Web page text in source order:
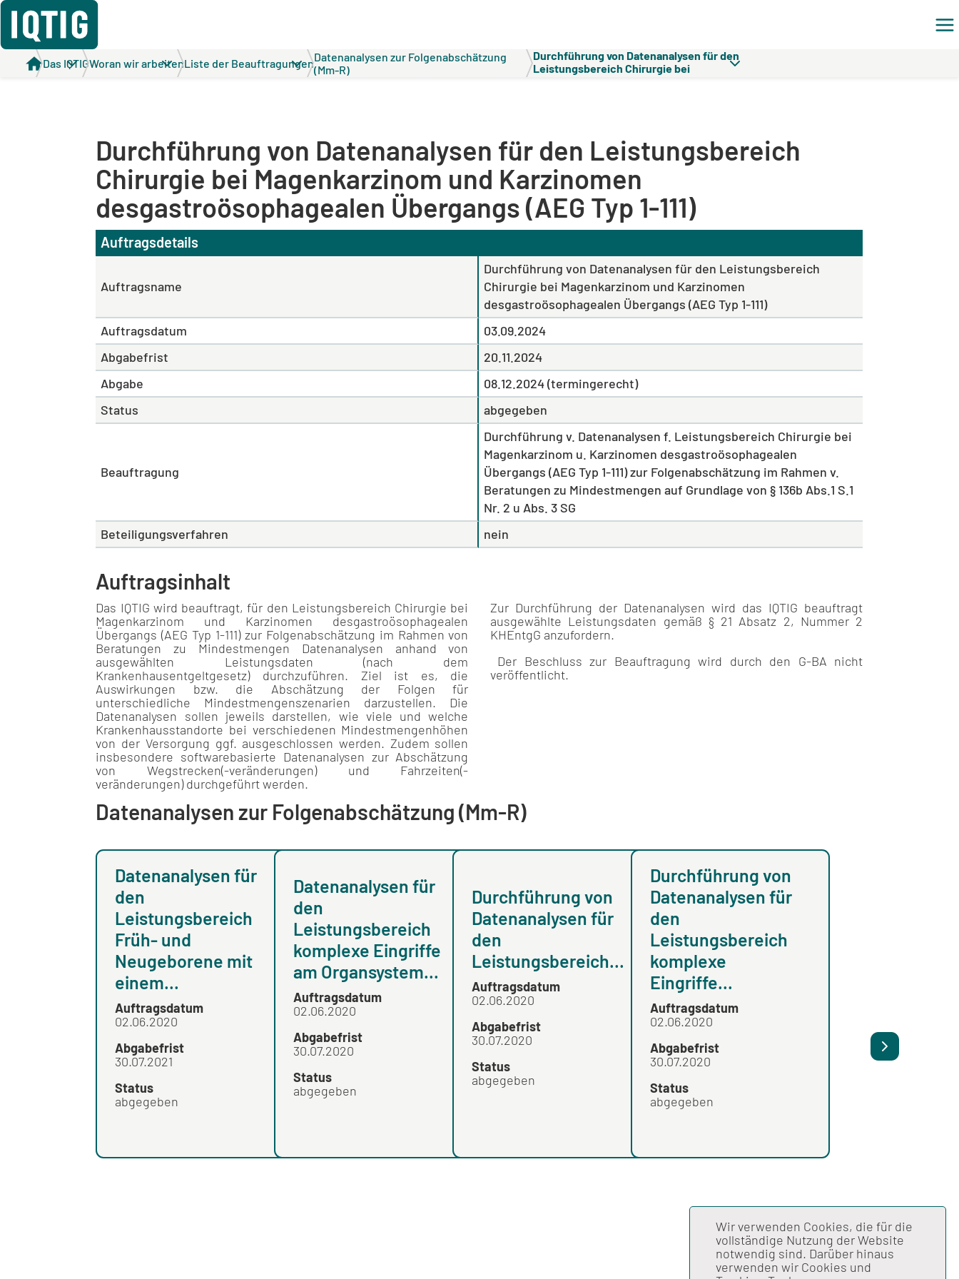
Das IQTIGWoran wir arbeitenListe der BeauftragungenDatenanalysen zur Folgenabschätzung
(Mm-R)
Durchführung von Datenanalysen für den
Leistungsbereich Chirurgie bei
Durchführung von Datenanalysen für den Leistungsbereich
Chirurgie bei Magenkarzinom und Karzinomen
desgastroösophagealen Übergangs (AEG Typ 1-111)
Auftragsdetails
Auftragsname
Durchführung von Datenanalysen für den Leistungsbereich
Chirurgie bei Magenkarzinom und Karzinomen
desgastroösophagealen Übergangs (AEG Typ 1-111)
Auftragsdatum
03.09.2024
Abgabefrist
20.11.2024
Abgabe
08.12.2024 (termingerecht)
Status
abgegeben
Beauftragung
Durchführung v. Datenanalysen f. Leistungsbereich Chirurgie bei
Magenkarzinom u. Karzinomen desgastroösophagealen
Übergangs (AEG Typ 1-111) zur Folgenabschätzung im Rahmen v.
Beratungen zu Mindestmengen auf Grundlage von § 136b Abs.1 S.1
Nr. 2 u Abs. 3 SG
Beteiligungsverfahren
nein
Auftragsinhalt
Das IQTIG wird beauftragt, für den Leistungsbereich Chirurgie bei
Magenkarzinom und Karzinomen desgastroösophagealen
Übergangs (AEG Typ 1-111) zur Folgenabschätzung im Rahmen von
Beratungen zu Mindestmengen Datenanalysen anhand von
ausgewählten Leistungsdaten (nach dem
Krankenhausentgeltgesetz) durchzuführen. Ziel ist es, die
Auswirkungen bzw. die Abschätzung der Folgen für
unterschiedliche Mindestmengenszenarien darzustellen. Die
Datenanalysen sollen jeweils darstellen, wie viele und welche
Krankenhausstandorte bei verschiedenen Mindestmengenhöhen
von der Versorgung ggf. ausgeschlossen werden. Zudem sollen
insbesondere softwarebasierte Datenanalysen zur Abschätzung
von Wegstrecken(-veränderungen) und Fahrzeiten(-
veränderungen) durchgeführt werden.
Zur Durchführung der Datenanalysen wird das IQTIG beauftragt
ausgewählte Leistungsdaten gemäß § 21 Absatz 2, Nummer 2
KHEntgG anzufordern.
Der Beschluss zur Beauftragung wird durch den G-BA nicht
veröffentlicht.
Datenanalysen zur Folgenabschätzung (Mm-R)
Datenanalysen für
den
Leistungsbereich
Früh- und
Neugeborene mit
einem...
Auftragsdatum
02.06.2020
Abgabefrist
30.07.2021
Status
abgegeben
Datenanalysen für
den
Leistungsbereich
komplexe Eingriffe
am Organsystem...
Auftragsdatum
02.06.2020
Abgabefrist
30.07.2020
Status
abgegeben
Durchführung von
Datenanalysen für
den
Leistungsbereich...
Auftragsdatum
02.06.2020
Abgabefrist
30.07.2020
Status
abgegeben
Durchführung von
Datenanalysen für
den
Leistungsbereich
komplexe
Eingriffe...
Auftragsdatum
02.06.2020
Abgabefrist
30.07.2020
Status
abgegeben
Abgabefrist
Wir verwenden Cookies, die für die
vollständige Nutzung der Website
notwendig sind. Darüber hinaus
verwenden wir Cookies und